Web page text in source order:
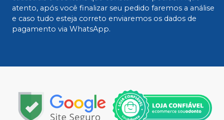
atento, após você finalizar seu pedido faremos a análise
e caso tudo esteja correto enviaremos os dados de
pagamento via WhatsApp.